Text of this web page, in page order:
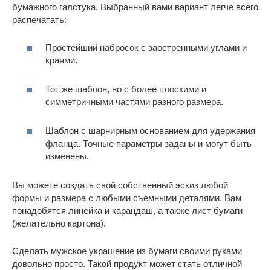
бумажного галстука. Выбранный вами вариант легче всего
распечатать:
Простейший набросок с заостренными углами и
краями.
Тот же шаблон, но с более плоскими и
симметричными частями разного размера.
Шаблон с шарнирным основанием для удержания
фланца. Точные параметры заданы и могут быть
изменены.
Вы можете создать свой собственный эскиз любой
формы и размера с любыми съемными деталями. Вам
понадобятся линейка и карандаш, а также лист бумаги
(желательно картона).
Сделать мужское украшение из бумаги своими руками
довольно просто. Такой продукт может стать отличной